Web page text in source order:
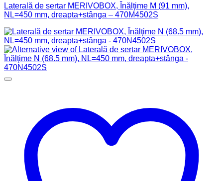
Laterală de sertar MERIVOBOX, Înălţime M (91 mm),
NL=450 mm, dreapta+stânga – 470M4502S